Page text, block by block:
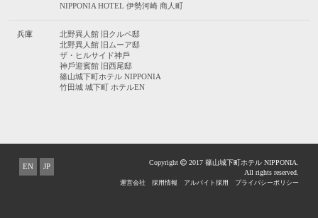
NIPPONIA HOTEL 伊勢河崎 商人町
兵庫
北野異人館 旧クルペ邸
北野異人館 旧ムーア邸
ザ・ヒルサイド神⼾
神⼾迎賓館 旧⻄尾邸
篠⼭城下町ホテル NIPPONIA
⽵⽥城 城下町 ホテルEN
EN JP Copyright
2017 篠山城下町ホテル NIPPONIA.
All rights reserved.
運営会社 採用情報 アルバイト採用 プライバシーポリシー